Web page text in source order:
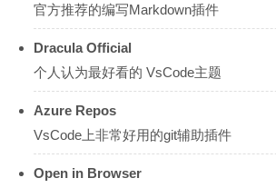
官方推荐的编写Markdown插件
Dracula Official
个人认为最好看的 VsCode主题
Azure Repos
VsCode上非常好用的git辅助插件
Open in Browser